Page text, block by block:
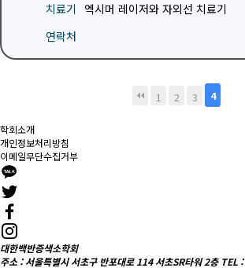
치료기
엑시머 레이저와 자외선 치료기
연락처
1 2 3 4
학회소개
개인정보처리방침
이메일무단수집거부
대한백반증색소학회
주소 : 서울특별시 서초구 반포대로 114 서초SR타워 2층 TEL :